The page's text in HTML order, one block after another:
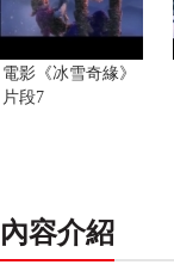
電影《冰雪奇緣》
片段7
內容介紹